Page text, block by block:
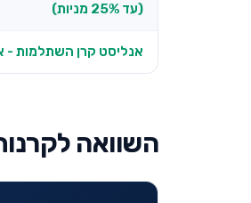
(עד 25% מניות)
אנליסט קרן השתלמות - אשראי
השוואה